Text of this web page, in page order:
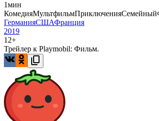
1мин
КомедияМультфильмПриключенияСемейный
ГерманияСШАФранция
2019
12+
Трейлер к Playmobil: Фильм.